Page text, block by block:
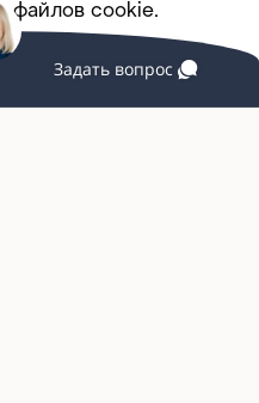
файлов cookie.
ПринятьЗадать вопрос